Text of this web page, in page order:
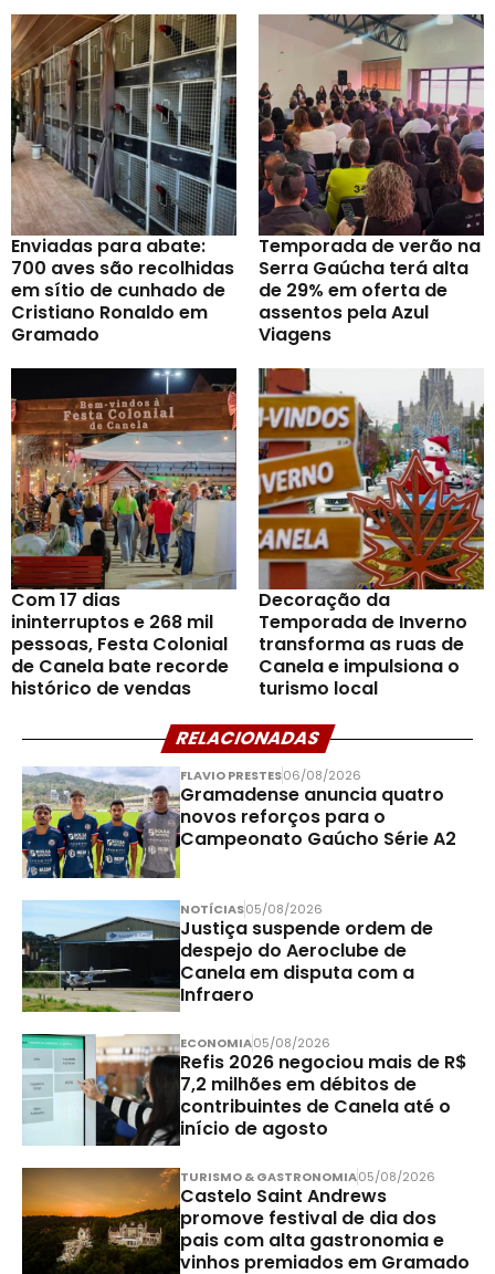
Enviadas para abate:
700 aves são recolhidas
em sítio de cunhado de
Cristiano Ronaldo em
Gramado
Temporada de verão na
Serra Gaúcha terá alta
de 29% em oferta de
assentos pela Azul
Viagens
Com 17 dias
ininterruptos e 268 mil
pessoas, Festa Colonial
de Canela bate recorde
histórico de vendas
Decoração da
Temporada de Inverno
transforma as ruas de
Canela e impulsiona o
turismo local
RELACIONADAS
FLAVIO PRESTES06/08/2026
Gramadense anuncia quatro
novos reforços para o
Campeonato Gaúcho Série A2
NOTÍCIAS05/08/2026
Justiça suspende ordem de
despejo do Aeroclube de
Canela em disputa com a
Infraero
ECONOMIA05/08/2026
Refis 2026 negociou mais de R$
7,2 milhões em débitos de
contribuintes de Canela até o
início de agosto
TURISMO & GASTRONOMIA05/08/2026
Castelo Saint Andrews
promove festival de dia dos
pais com alta gastronomia e
vinhos premiados em Gramado